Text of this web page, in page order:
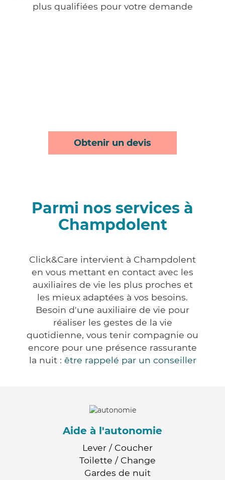
plus qualifiées pour votre demande
Obtenir un devis
Parmi nos services à
Champdolent
Click&Care intervient à Champdolent
en vous mettant en contact avec les
auxiliaires de vie les plus proches et
les mieux adaptées à vos besoins.
Besoin d'une auxiliaire de vie pour
réaliser les gestes de la vie
quotidienne, vous tenir compagnie ou
encore pour une présence rassurante
la nuit : être rappelé par un conseiller
Aide à l'autonomie
Lever / Coucher
Toilette / Change
Gardes de nuit